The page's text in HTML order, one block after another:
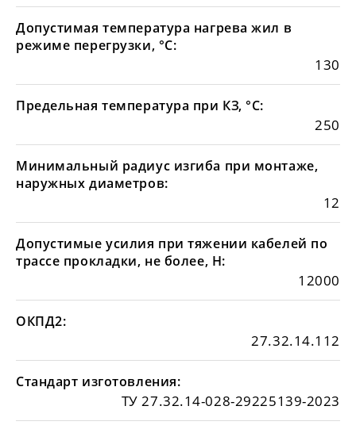
Допустимая температура нагрева жил в
режиме перегрузки, °С:
130
Предельная температура при КЗ, °С:
250
Минимальный радиус изгиба при монтаже,
наружных диаметров:
12
Допустимые усилия при тяжении кабелей по
трассе прокладки, не более, Н:
12000
ОКПД2:
27.32.14.112
Стандарт изготовления:
ТУ 27.32.14-028-29225139-2023